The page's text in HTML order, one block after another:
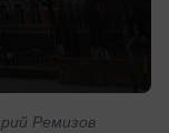
Ремизов